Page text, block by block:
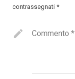
contrassegnati *
Commento *